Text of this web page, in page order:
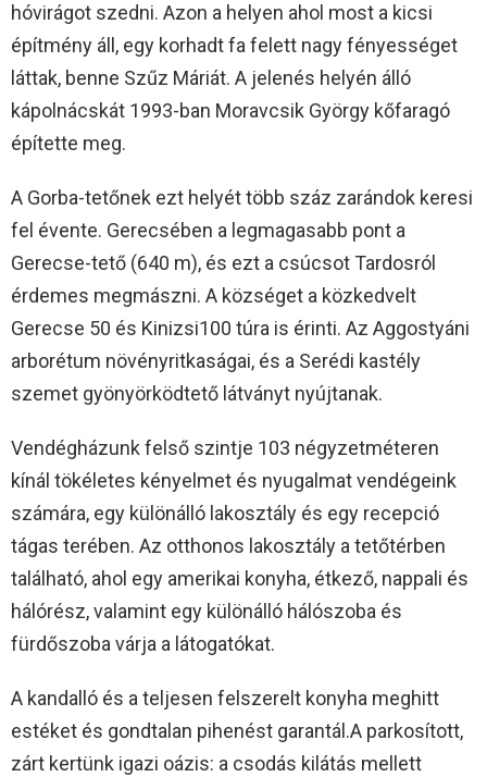
hóvirágot szedni. Azon a helyen ahol most a kicsi
építmény áll, egy korhadt fa felett nagy fényességet
láttak, benne Szűz Máriát. A jelenés helyén álló
kápolnácskát 1993-ban Moravcsik György kőfaragó
építette meg.
A Gorba-tetőnek ezt helyét több száz zarándok keresi
fel évente. Gerecsében a legmagasabb pont a
Gerecse-tető (640 m), és ezt a csúcsot Tardosról
érdemes megmászni. A községet a közkedvelt
Gerecse 50 és Kinizsi100 túra is érinti. Az Aggostyáni
arborétum növényritkaságai, és a Serédi kastély
szemet gyönyörködtető látványt nyújtanak.
Vendégházunk felső szintje 103 négyzetméteren
kínál tökéletes kényelmet és nyugalmat vendégeink
számára, egy különálló lakosztály és egy recepció
tágas terében. Az otthonos lakosztály a tetőtérben
található, ahol egy amerikai konyha, étkező, nappali és
hálórész, valamint egy különálló hálószoba és
fürdőszoba várja a látogatókat.
A kandalló és a teljesen felszerelt konyha meghitt
estéket és gondtalan pihenést garantál.A parkosított,
zárt kertünk igazi oázis: a csodás kilátás mellett